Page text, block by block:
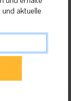
aktuelle